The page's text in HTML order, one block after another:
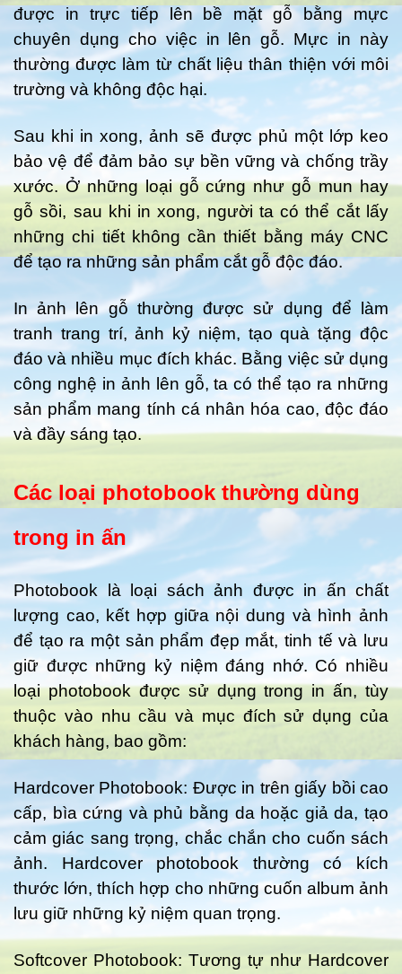
được in trực tiếp lên bề mặt gỗ bằng mực
chuyên dụng cho việc in lên gỗ. Mực in này
thường được làm từ chất liệu thân thiện với môi
trường và không độc hại.
Sau khi in xong, ảnh sẽ được phủ một lớp keo
bảo vệ để đảm bảo sự bền vững và chống trầy
xước. Ở những loại gỗ cứng như gỗ mun hay
gỗ sồi, sau khi in xong, người ta có thể cắt lấy
những chi tiết không cần thiết bằng máy CNC
để tạo ra những sản phẩm cắt gỗ độc đáo.
In ảnh lên gỗ thường được sử dụng để làm
tranh trang trí, ảnh kỷ niệm, tạo quà tặng độc
đáo và nhiều mục đích khác. Bằng việc sử dụng
công nghệ in ảnh lên gỗ, ta có thể tạo ra những
sản phẩm mang tính cá nhân hóa cao, độc đáo
và đầy sáng tạo.
Các loại photobook thường dùng
trong in ấn
Photobook là loại sách ảnh được in ấn chất
lượng cao, kết hợp giữa nội dung và hình ảnh
để tạo ra một sản phẩm đẹp mắt, tinh tế và lưu
giữ được những kỷ niệm đáng nhớ. Có nhiều
loại photobook được sử dụng trong in ấn, tùy
thuộc vào nhu cầu và mục đích sử dụng của
khách hàng, bao gồm:
Hardcover Photobook: Được in trên giấy bồi cao
cấp, bìa cứng và phủ bằng da hoặc giả da, tạo
cảm giác sang trọng, chắc chắn cho cuốn sách
ảnh. Hardcover photobook thường có kích
thước lớn, thích hợp cho những cuốn album ảnh
lưu giữ những kỷ niệm quan trọng.
Softcover Photobook: Tương tự như Hardcover